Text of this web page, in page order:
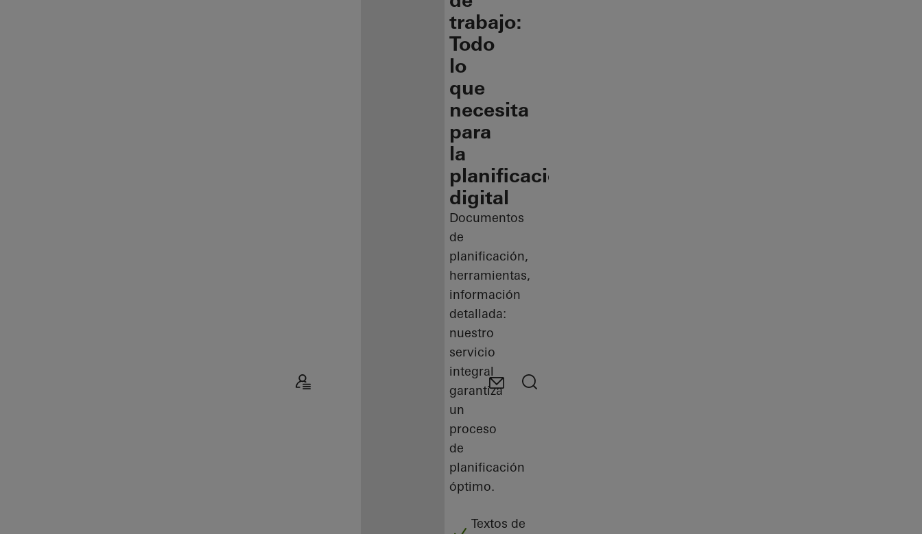
trabajo:
Todo
lo
que
necesita
para
la
planificación
digital
Documentos
de
planificación,
herramientas,
información
detallada:
nuestro
servicio
integral
garantiza
un
proceso
de
planificación
óptimo.
Textos de